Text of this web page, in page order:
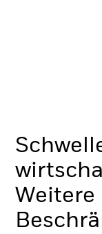
Weitere